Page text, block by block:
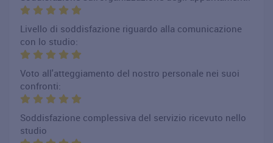
Livello di soddisfazione riguardo alla comunicazione
con lo studio:
Voto all'atteggiamento del nostro personale nei suoi
confronti:
Soddisfazione complessiva del servizio ricevuto nello
studio